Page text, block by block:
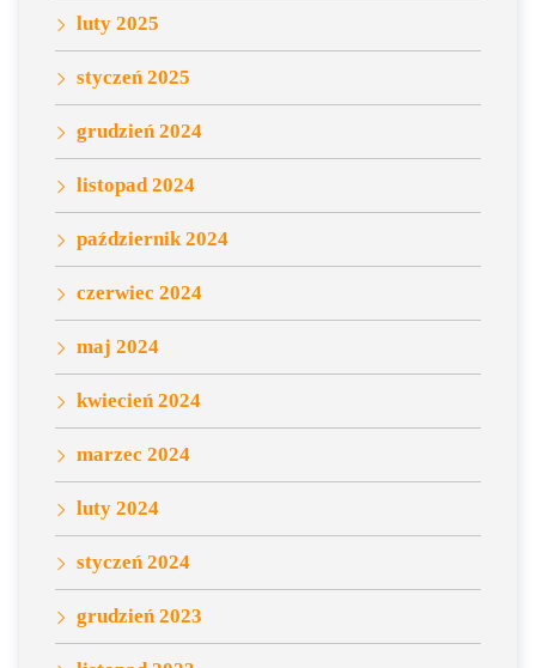
luty 2025
styczeń 2025
grudzień 2024
listopad 2024
październik 2024
czerwiec 2024
maj 2024
kwiecień 2024
marzec 2024
luty 2024
styczeń 2024
grudzień 2023